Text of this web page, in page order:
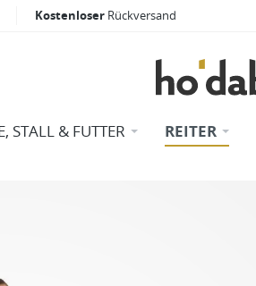
Kostenloser Rückversand
STALL & FUTTER REITER